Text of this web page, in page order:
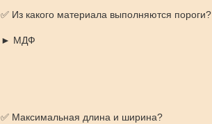
✅ Из какого материала выполняются пороги?
► МДФ
✅ Максимальная длина и ширина?